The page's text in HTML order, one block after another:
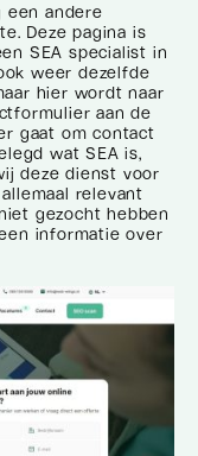
een andere
Deze pagina is
SEA specialist in
weer dezelfde
hier wordt naar
aan de
gaat om contact
wat SEA is,
deze dienst voor
relevant
gezocht hebben
informatie over